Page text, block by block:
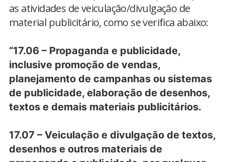
as atividades de veiculação/divulgação de
material publicitário, como se verifica abaixo:
“17.06 – Propaganda e publicidade,
inclusive promoção de vendas,
planejamento de campanhas ou sistemas
de publicidade, elaboração de desenhos,
textos e demais materiais publicitários.
17.07 – Veiculação e divulgação de textos,
desenhos e outros materiais de